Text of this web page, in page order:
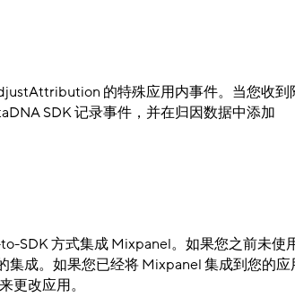
的特殊应用内事件。当您收到
SDK 记录事件，并在归因数据中添加
SDK 方式集成 Mixpanel。如果您之前未使
成。如果您已经将 Mixpanel 集成到您的应
更改应用。